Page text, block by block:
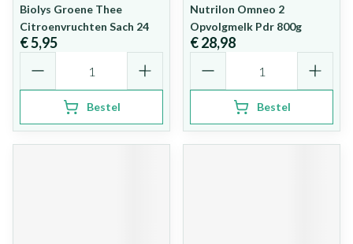
Biolys Groene Thee
Citroenvruchten Sach 24
€ 5,95
Bestel
Nutrilon Omneo 2
Opvolgmelk Pdr 800g
€ 28,98
Bestel